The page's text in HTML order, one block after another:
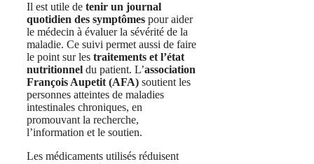
Il est utile de tenir un journal
quotidien des symptômes pour aider
le médecin à évaluer la sévérité de la
maladie. Ce suivi permet aussi de faire
le point sur les traitements et l’état
nutritionnel du patient. L’association
François Aupetit (AFA) soutient les
personnes atteintes de maladies
intestinales chroniques, en
promouvant la recherche,
l’information et le soutien.
Les médicaments utilisés réduisent